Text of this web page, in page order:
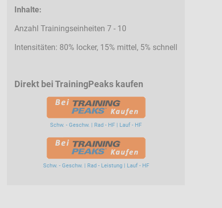
Inhalte:
Anzahl Trainingseinheiten 7 - 10
Intensitäten: 80% locker, 15% mittel, 5% schnell
Direkt bei TrainingPeaks kaufen
Schw. - Geschw. | Rad - HF | Lauf - HF
Schw. - Geschw. | Rad - Leistung | Lauf - HF